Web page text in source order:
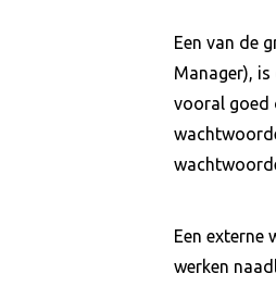
Een van de
Manager),
vooral goed
Een externe
werken